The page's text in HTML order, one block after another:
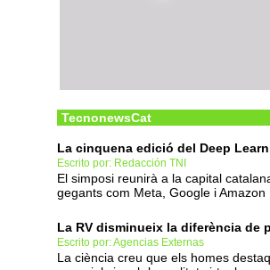
TecnonewsCat
La cinquena edició del Deep
Escrito por: Redacción TNI
El simposi reunirà a la capital
gegants com Meta, Google i Amazon
La RV disminueix la diferència de
Escrito por: Agencias Externas
La ciència creu que els homes